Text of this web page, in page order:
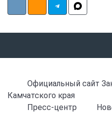
Официальный сайт
Камчатского края
Пресс-центр